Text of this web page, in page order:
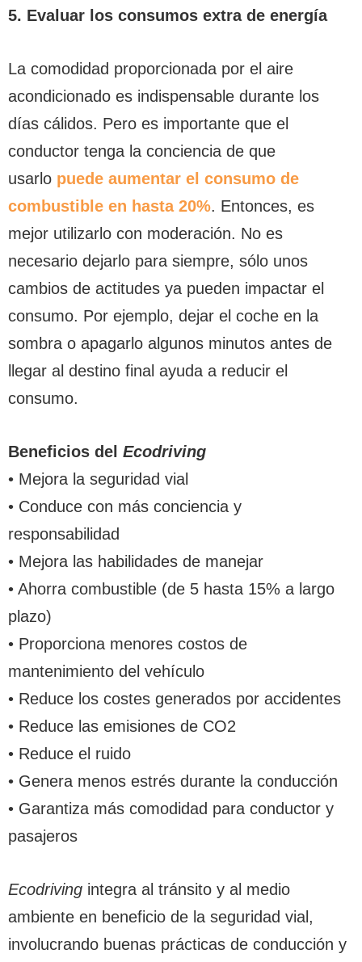
5. Evaluar los consumos extra de energía
La comodidad proporcionada por el aire
acondicionado es indispensable durante los
días cálidos. Pero es importante que el
conductor tenga la conciencia de que
usarlo puede aumentar el consumo de
combustible en hasta 20%. Entonces, es
mejor utilizarlo con moderación. No es
necesario dejarlo para siempre, sólo unos
cambios de actitudes ya pueden impactar el
consumo. Por ejemplo, dejar el coche en la
sombra o apagarlo algunos minutos antes de
llegar al destino final ayuda a reducir el
consumo.
Beneficios del Ecodriving
• Mejora la seguridad vial
• Conduce con más conciencia y
responsabilidad
• Mejora las habilidades de manejar
• Ahorra combustible (de 5 hasta 15% a largo
plazo)
• Proporciona menores costos de
mantenimiento del vehículo
• Reduce los costes generados por accidentes
• Reduce las emisiones de CO2
• Reduce el ruido
• Genera menos estrés durante la conducción
• Garantiza más comodidad para conductor y
pasajeros
Ecodriving integra al tránsito y al medio
ambiente en beneficio de la seguridad vial,
involucrando buenas prácticas de conducción y